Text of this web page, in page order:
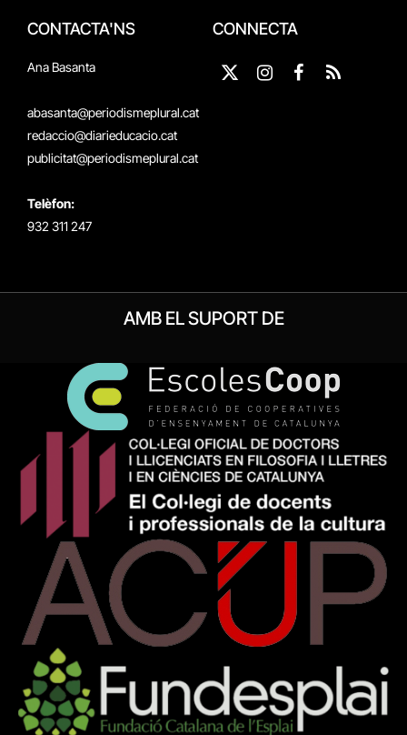
CONTACTA'NS
Ana Basanta
abasanta@periodismeplural.cat
redaccio@diarieducacio.cat
publicitat@periodismeplural.cat
Telèfon:
932 311 247
CONNECTA
X
InstagramFacebook
RSS
AMB EL SUPORT DE